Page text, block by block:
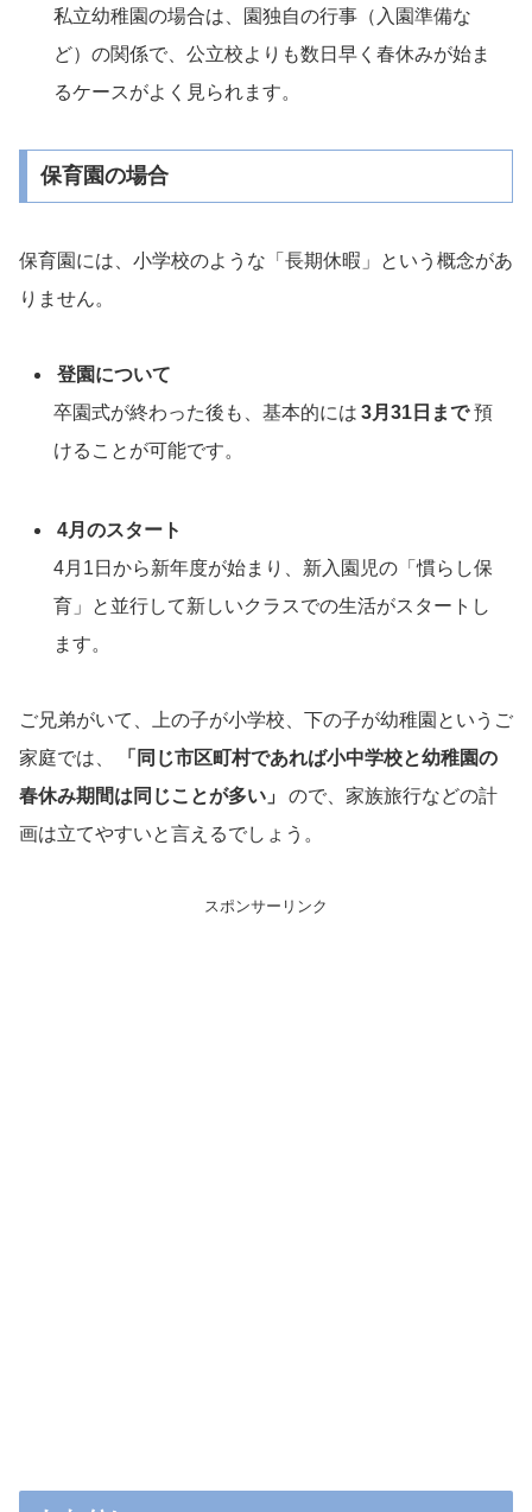
私立幼稚園の場合は、園独自の行事（入園準備な
ど）の関係で、公立校よりも数日早く春休みが始ま
るケースがよく見られます。
保育園の場合
保育園には、小学校のような「長期休暇」という概念があ
りません。
登園について
卒園式が終わった後も、基本的には 3月31日まで 預
けることが可能です。
4月のスタート
4月1日から新年度が始まり、新入園児の「慣らし保
育」と並行して新しいクラスでの生活がスタートし
ます。
ご兄弟がいて、上の子が小学校、下の子が幼稚園というご
家庭では、
「同じ市区町村であれば小中学校と幼稚園の
春休み期間は同じことが多い」
ので、家族旅行などの計
画は立てやすいと言えるでしょう。
スポンサーリンク